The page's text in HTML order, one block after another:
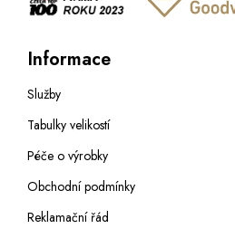
Informace
Služby
Tabulky velikostí
Péče o výrobky
Obchodní podmínky
Reklamační řád